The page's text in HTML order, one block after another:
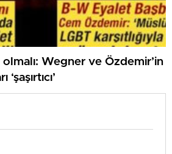
olmalı: Wegner ve Özdemir’in